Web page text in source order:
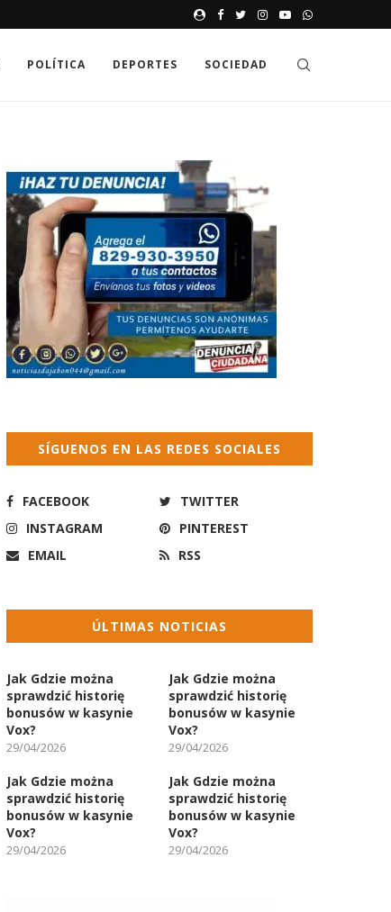
JAK GDZIE MOŻNA
POLÍTICA DEPORTES SOCIEDAD
SÍGUENOS EN LAS REDES SOCIALES
FACEBOOK
TWITTER
INSTAGRAM
PINTEREST
EMAIL
RSS
ÚLTIMAS NOTICIAS
Jak Gdzie można
sprawdzić historię
bonusów w kasynie
Vox?
29/04/2026
Jak Gdzie można
sprawdzić historię
bonusów w kasynie
Vox?
29/04/2026
Jak Gdzie można
sprawdzić historię
bonusów w kasynie
Vox?
29/04/2026
Jak Gdzie można
sprawdzić historię
bonusów w kasynie
Vox?
29/04/2026